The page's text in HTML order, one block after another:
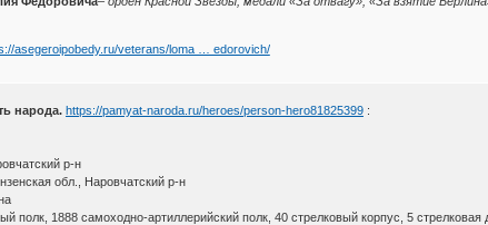
asegeroipobedy.ru/veterans/loma … edorovich/
народа. https://pamyat-naroda.ru/heroes/person-hero81825399 :
р-н
обл., Наровчатский р-н
полк, 1888 самоходно-артиллерийский полк, 40 стрелковый корпус, 5 стрелковая